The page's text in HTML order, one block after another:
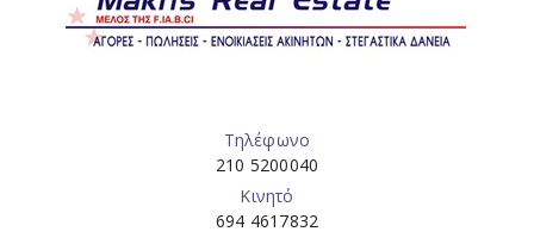
Τηλέφωνο
210 5200040
Κινητό
694 4617832